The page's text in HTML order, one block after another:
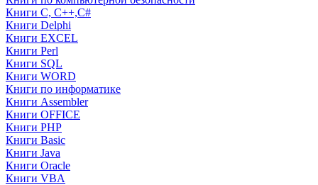
Книги C, C++,С#
Книги Delphi
Книги EXCEL
Книги Perl
Книги SQL
Книги WORD
Книги по информатике
Книги Assembler
Книги OFFICE
Книги PHP
Книги Basic
Книги Java
Книги Oracle
Книги VBA